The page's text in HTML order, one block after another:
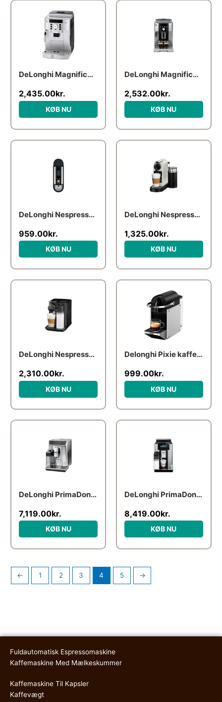
DeLonghi Magnifica S ECAM 22.110.SB
2,435.00kr.
KØB NU
DeLonghi Magnifica S Smart ECAM250.23.SB
2,532.00kr.
KØB NU
DeLonghi Nespresso CitiZ
959.00kr.
KØB NU
DeLonghi Nespresso CitiZ EN 267.WAE – coffee machine with milk frother – 19 bar – white
1,325.00kr.
KØB NU
DeLonghi Nespresso Gran Lattissima EN 640.B
2,310.00kr.
KØB NU
Delonghi Pixie kaffemaskine, silver
999.00kr.
KØB NU
DeLonghi PrimaDonna Elite
7,119.00kr.
KØB NU
DeLonghi PrimaDonna Soul
8,419.00kr.
KØB NU
← 1 2 3 4 5 →
Fuldautomatisk Espressomaskine
Kaffemaskine Med Mælkeskummer
Kaffemaskine Til Kapsler
Kaffevægt